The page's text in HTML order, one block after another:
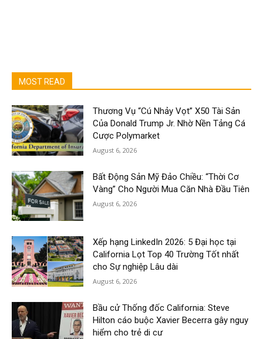
MOST READ
Thương Vụ “Cú Nhảy Vọt” X50 Tài Sản
Của Donald Trump Jr. Nhờ Nền Tảng Cá
Cược Polymarket
August 6, 2026
Bất Động Sản Mỹ Đảo Chiều: “Thời Cơ
Vàng” Cho Người Mua Căn Nhà Đầu Tiên
August 6, 2026
Xếp hạng LinkedIn 2026: 5 Đại học tại
California Lọt Top 40 Trường Tốt nhất
cho Sự nghiệp Lâu dài
August 6, 2026
Bầu cử Thống đốc California: Steve
Hilton cáo buộc Xavier Becerra gây nguy
hiểm cho trẻ di cư